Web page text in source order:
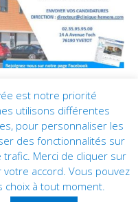
réservés | Réalisation :
est notre priorité
utilisons différentes
pour personnaliser les
des fonctionnalités sur
Merci de cliquer sur
accord. Vous pouvez
choix à tout moment.